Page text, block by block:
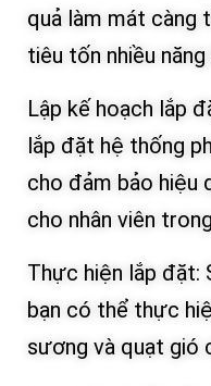
quả làm mát càng
tiêu tốn nhiều
Lập kế hoạch lắp
lắp đặt hệ thống
cho đảm bảo hiệu
cho nhân viên
Thực hiện lắp đặt:
bạn có thể thực
sương và quạt gió